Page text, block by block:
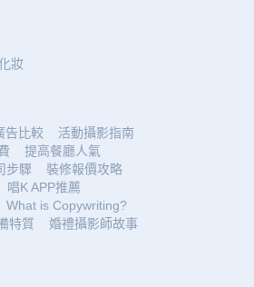
妝
告比較
活動攝影指南
提高餐廳人氣
步驟
裝修報價攻略
唱K APP推薦
What is Copywriting?
特質
婚禮攝影師故事